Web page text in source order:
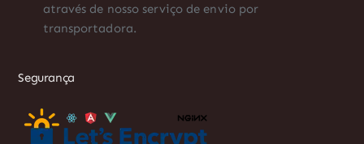
através de nosso serviço de envio por
transportadora.
Segurança